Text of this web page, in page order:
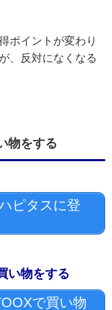
ポイントが変わり
、反対になくなる
物をする
ピタスに登
い物をする
で買い物